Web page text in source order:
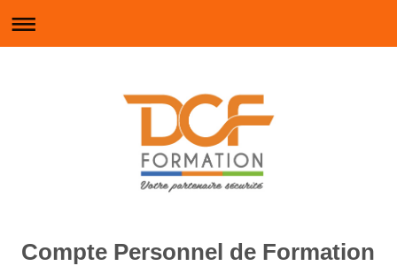
Compte Personnel de Formation